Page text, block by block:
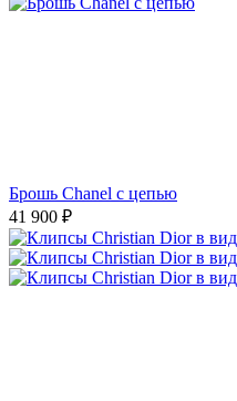
Брошь Chanel с цепью
41 900 ₽